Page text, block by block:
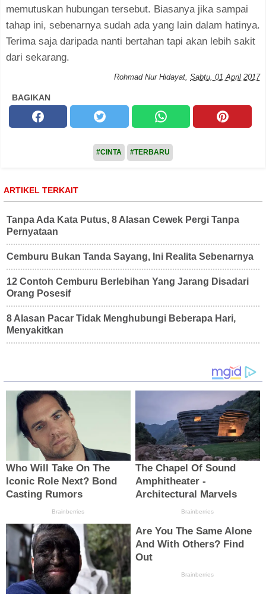
memutuskan hubungan tersebut. Biasanya jika sampai
tahap ini, sebenarnya sudah ada yang lain dalam hatinya.
Terima saja daripada nanti bertahan tapi akan lebih sakit
dari sekarang.
Rohmad Nur Hidayat, Sabtu, 01 April 2017
BAGIKAN
#CINTA #TERBARU
ARTIKEL TERKAIT
Tanpa Ada Kata Putus, 8 Alasan Cewek Pergi Tanpa
Pernyataan
Cemburu Bukan Tanda Sayang, Ini Realita Sebenarnya
12 Contoh Cemburu Berlebihan Yang Jarang Disadari
Orang Posesif
8 Alasan Pacar Tidak Menghubungi Beberapa Hari,
Menyakitkan